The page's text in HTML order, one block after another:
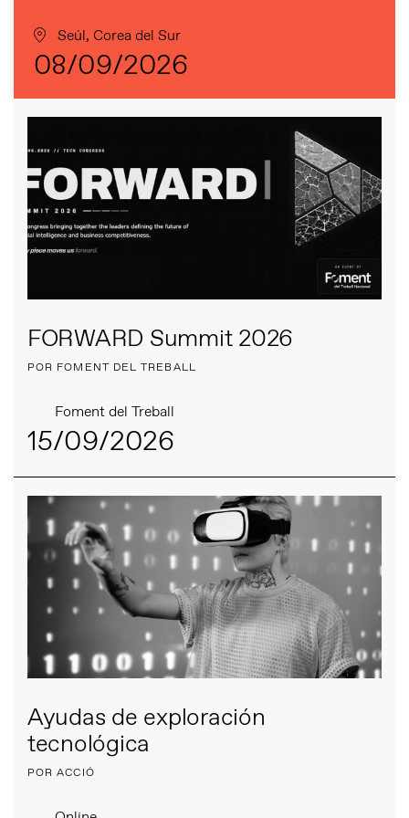
Seúl, Corea del Sur
08/09/2026
FORWARD Summit 2026
POR FOMENT DEL TREBALL
Foment del Treball
15/09/2026
Ayudas de exploración
tecnológica
POR ACCIÓ